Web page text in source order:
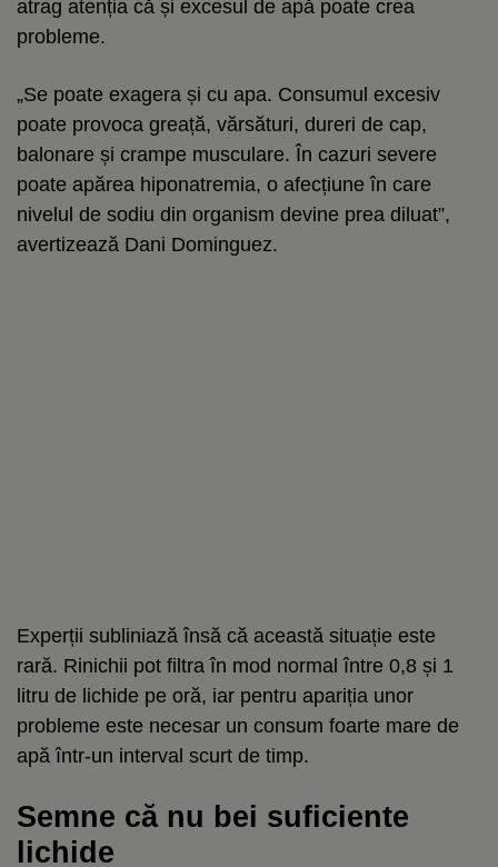
atrag atenția că și excesul de apă poate crea
probleme.
„Se poate exagera și cu apa. Consumul excesiv
poate provoca greață, vărsături, dureri de cap,
balonare și crampe musculare. În cazuri severe
poate apărea hiponatremia, o afecțiune în care
nivelul de sodiu din organism devine prea diluat”,
avertizează Dani Dominguez.
Experții subliniază însă că această situație este
rară. Rinichii pot filtra în mod normal între 0,8 și 1
litru de lichide pe oră, iar pentru apariția unor
probleme este necesar un consum foarte mare de
apă într-un interval scurt de timp.
Semne că nu bei suficiente
lichide